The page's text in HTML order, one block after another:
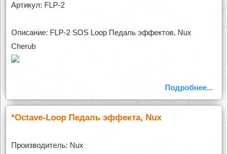
Артикул: FLP-2
Описание: FLP-2 SOS Loop Педаль эффектов, Nux
Cherub
Подробнее...
*Octave-Loop Педаль эффекта, Nux
Производитель: Nux